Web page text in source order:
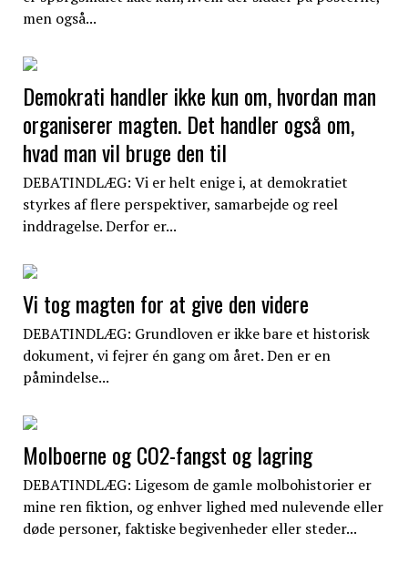
men også...
Demokrati handler ikke kun om, hvordan man
organiserer magten. Det handler også om,
hvad man vil bruge den til
DEBATINDLÆG: Vi er helt enige i, at demokratiet
styrkes af flere perspektiver, samarbejde og reel
inddragelse. Derfor er...
Vi tog magten for at give den videre
DEBATINDLÆG: Grundloven er ikke bare et historisk
dokument, vi fejrer én gang om året. Den er en
påmindelse...
Molboerne og CO2-fangst og lagring
DEBATINDLÆG: Ligesom de gamle molbohistorier er
mine ren fiktion, og enhver lighed med nulevende eller
døde personer, faktiske begivenheder eller steder...